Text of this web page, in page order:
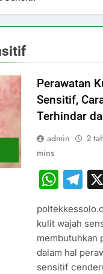
Perawatan
Sensitif,
Terhindar
admin 2
mins
kulit wajah
membutuhkan
dalam hal
sensitif